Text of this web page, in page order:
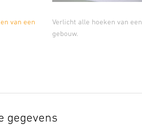
van een
Verlicht alle hoeken van een
gebouw.
gegevens